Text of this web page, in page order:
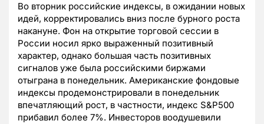
Во вторник российские индексы, в ожидании новых
идей, корректировались вниз после бурного роста
накануне. Фон на открытие торговой сессии в
России носил ярко выраженный позитивный
характер, однако большая часть позитивных
сигналов уже была российскими биржами
отыграна в понедельник. Американские фондовые
индексы продемонстрировали в понедельник
впечатляющий рост, в частности, индекс S&P500
прибавил более 7%. Инвесторов воодушевили